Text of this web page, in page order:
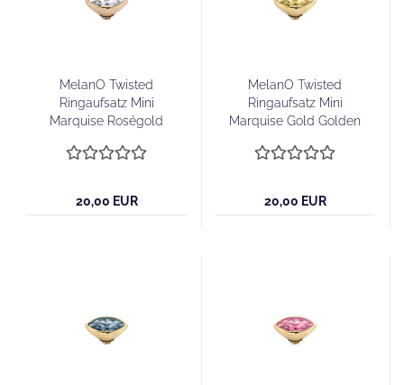
MelanO Twisted
Ringaufsatz Mini
Marquise Roségold
20,00 EUR
MelanO Twisted
Ringaufsatz Mini
Marquise Gold Golden
20,00 EUR